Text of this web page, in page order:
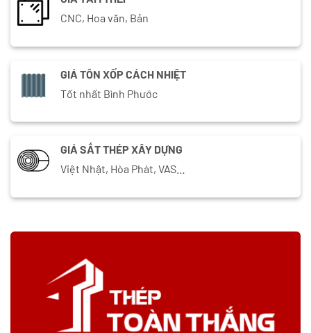
CNC, Hoa văn, Bản
GIÁ TÔN XỐP CÁCH NHIỆT
Tốt nhất Bình Phước
GIÁ SẮT THÉP XÂY DỰNG
Việt Nhật, Hòa Phát, VAS…